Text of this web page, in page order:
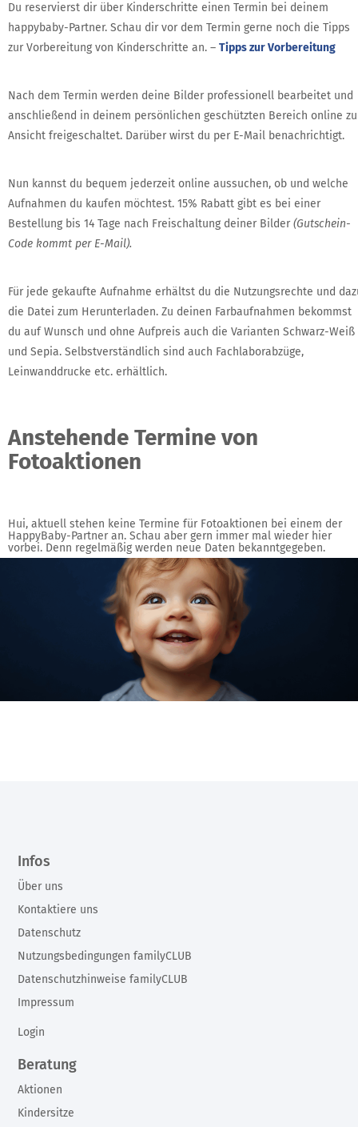
Du reservierst dir über Kinderschritte einen Termin bei deinem
happybaby-Partner. Schau dir vor dem Termin gerne noch die Tipps
zur Vorbereitung von Kinderschritte an. – Tipps zur Vorbereitung
Nach dem Termin werden deine Bilder professionell bearbeitet und
anschließend in deinem persönlichen geschützten Bereich online
Ansicht freigeschaltet. Darüber wirst du per E-Mail benachrichtigt.
Nun kannst du bequem jederzeit online aussuchen, ob und welche
Aufnahmen du kaufen möchtest. 15% Rabatt gibt es bei einer
Bestellung bis 14 Tage nach Freischaltung deiner Bilder(Gutschein-
Code kommt per E-Mail).
Für jede gekaufte Aufnahme erhältst du die Nutzungsrechte und
die Datei zum Herunterladen. Zu deinen Farbaufnahmen bekommst
du auf Wunsch und ohne Aufpreis auch die Varianten Schwarz-Weiß
und Sepia. Selbstverständlich sind auch Fachlaborabzüge,
Leinwanddrucke etc. erhältlich.
Anstehende Termine von
Fotoaktionen
Hui, aktuell stehen keine Termine für Fotoaktionen bei einem der
HappyBaby-Partner an. Schau aber gern immer mal wieder hier
vorbei. Denn regelmäßig werden neue Daten bekanntgegeben.
Beratung
Aktionen
Kindersitze
Infos
Über uns
Kontaktiere uns
Datenschutz
Nutzungsbedingungen familyCLUB
Datenschutzhinweise familyCLUB
Impressum
Login